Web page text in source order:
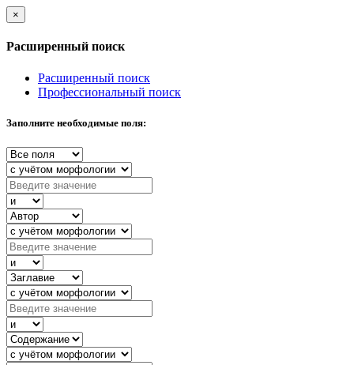
×
Расширенный поиск
Расширенный поиск
Профессиональный поиск
Заполните необходимые поля: